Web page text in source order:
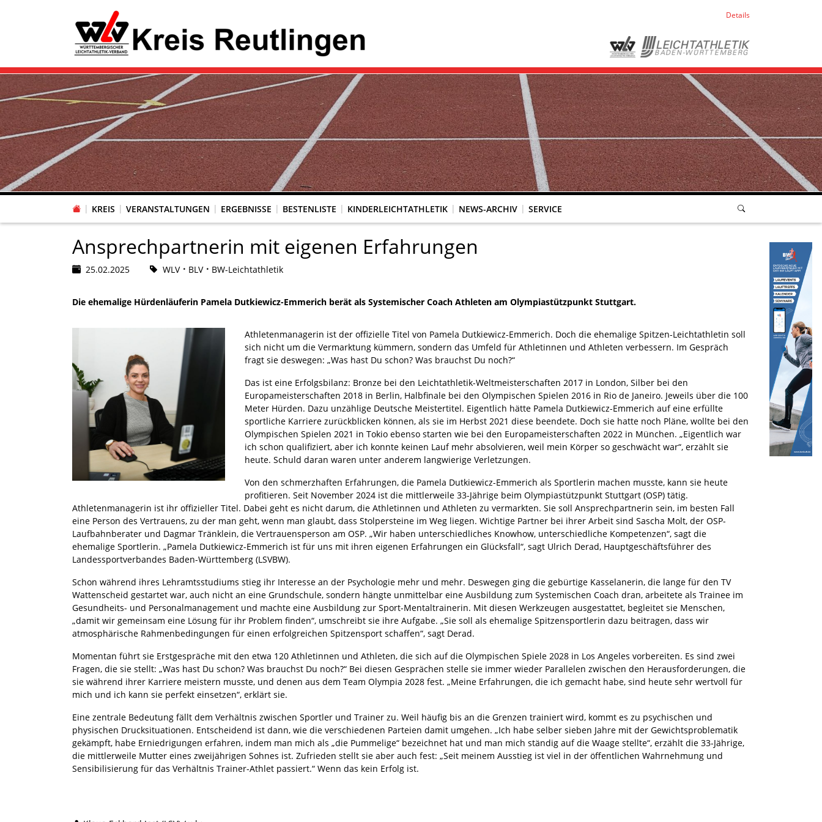
Details
KREIS VERANSTALTUNGEN ERGEBNISSE BESTENLISTE KINDERLEICHTATHLETIK NEWS-ARCHIV SERVICE
Ansprechpartnerin mit eigenen Erfahrungen
25.02.2025 WLV BLV BW-Leichtathletik
Die ehemalige Hürdenläuferin Pamela Dutkiewicz-Emmerich berät als Systemischer Coach Athleten am Olympiastützpunkt Stuttgart.
Athletenmanagerin ist der offizielle Titel von Pamela Dutkiewicz-Emmerich. Doch die ehemalige Spitzen-Leichtathletin soll
sich nicht um die Vermarktung kümmern, sondern das Umfeld für Athletinnen und Athleten verbessern. Im Gespräch
fragt sie deswegen: „Was hast Du schon? Was brauchst Du noch?“
Das ist eine Erfolgsbilanz: Bronze bei den Leichtathletik-Weltmeisterschaften 2017 in London, Silber bei den
Europameisterschaften 2018 in Berlin, Halbfinale bei den Olympischen Spielen 2016 in Rio de Janeiro. Jeweils über die 100
Meter Hürden. Dazu unzählige Deutsche Meistertitel. Eigentlich hätte Pamela Dutkiewicz-Emmerich auf eine erfüllte
sportliche Karriere zurückblicken können, als sie im Herbst 2021 diese beendete. Doch sie hatte noch Pläne, wollte bei den
Olympischen Spielen 2021 in Tokio ebenso starten wie bei den Europameisterschaften 2022 in München. „Eigentlich war
ich schon qualifiziert, aber ich konnte keinen Lauf mehr absolvieren, weil mein Körper so geschwächt war“, erzählt sie
heute. Schuld daran waren unter anderem langwierige Verletzungen.
Von den schmerzhaften Erfahrungen, die Pamela Dutkiewicz-Emmerich als Sportlerin machen musste, kann sie heute
profitieren. Seit November 2024 ist die mittlerweile 33-Jährige beim Olympiastützpunkt Stuttgart (OSP) tätig.
Athletenmanagerin ist ihr offizieller Titel. Dabei geht es nicht darum, die Athletinnen und Athleten zu vermarkten. Sie soll Ansprechpartnerin sein, im besten Fall
eine Person des Vertrauens, zu der man geht, wenn man glaubt, dass Stolpersteine im Weg liegen. Wichtige Partner bei ihrer Arbeit sind Sascha Molt, der OSP-
Laufbahnberater und Dagmar Tränklein, die Vertrauensperson am OSP. „Wir haben unterschiedliches Knowhow, unterschiedliche Kompetenzen“, sagt die
ehemalige Sportlerin. „Pamela Dutkiewicz-Emmerich ist für uns mit ihren eigenen Erfahrungen ein Glücksfall“, sagt Ulrich Derad, Hauptgeschäftsführer des
Landessportverbandes Baden-Württemberg (LSVBW).
Schon während ihres Lehramtsstudiums stieg ihr Interesse an der Psychologie mehr und mehr. Deswegen ging die gebürtige Kasselanerin, die lange für den TV
Wattenscheid gestartet war, auch nicht an eine Grundschule, sondern hängte unmittelbar eine Ausbildung zum Systemischen Coach dran, arbeitete als Trainee im
Gesundheits- und Personalmanagement und machte eine Ausbildung zur Sport-Mentaltrainerin. Mit diesen Werkzeugen ausgestattet, begleitet sie Menschen,
„damit wir gemeinsam eine Lösung für ihr Problem finden“, umschreibt sie ihre Aufgabe. „Sie soll als ehemalige Spitzensportlerin dazu beitragen, dass wir
atmosphärische Rahmenbedingungen für einen erfolgreichen Spitzensport schaffen“, sagt Derad.
Momentan führt sie Erstgespräche mit den etwa 120 Athletinnen und Athleten, die sich auf die Olympischen Spiele 2028 in Los Angeles vorbereiten. Es sind zwei
Fragen, die sie stellt: „Was hast Du schon? Was brauchst Du noch?“ Bei diesen Gesprächen stelle sie immer wieder Parallelen zwischen den Herausforderungen, die
sie während ihrer Karriere meistern musste, und denen aus dem Team Olympia 2028 fest. „Meine Erfahrungen, die ich gemacht habe, sind heute sehr wertvoll für
mich und ich kann sie perfekt einsetzen“, erklärt sie.
Eine zentrale Bedeutung fällt dem Verhältnis zwischen Sportler und Trainer zu. Weil häufig bis an die Grenzen trainiert wird, kommt es zu psychischen und
physischen Drucksituationen. Entscheidend ist dann, wie die verschiedenen Parteien damit umgehen. „Ich habe selber sieben Jahre mit der Gewichtsproblematik
gekämpft, habe Erniedrigungen erfahren, indem man mich als „die Pummelige“ bezeichnet hat und man mich ständig auf die Waage stellte“, erzählt die 33-Jährige,
die mittlerweile Mutter eines zweijährigen Sohnes ist. Zufrieden stellt sie aber auch fest: „Seit meinem Ausstieg ist viel in der öffentlichen Wahrnehmung und
Sensibilisierung für das Verhältnis Trainer-Athlet passiert.“ Wenn das kein Erfolg ist.